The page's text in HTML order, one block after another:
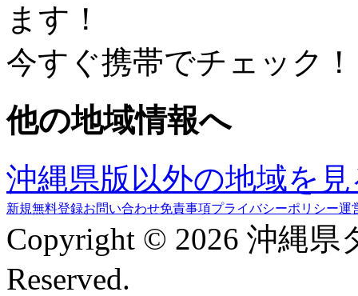
ます！
今すぐ携帯でチェック！
他の地域情報へ
沖縄県版以外の地域を
新規無料登録お問い合わせ免責事項プライバシーポリシー運
Copyright © 2026 沖縄
Reserved.